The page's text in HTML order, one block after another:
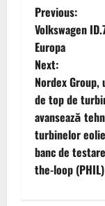
P
o
s
t
n
a
Previous:
Volkswagen
Europa
Next:
Nordex
de top de
avansează
turbinelor
banc de
the-loop (PHIL)